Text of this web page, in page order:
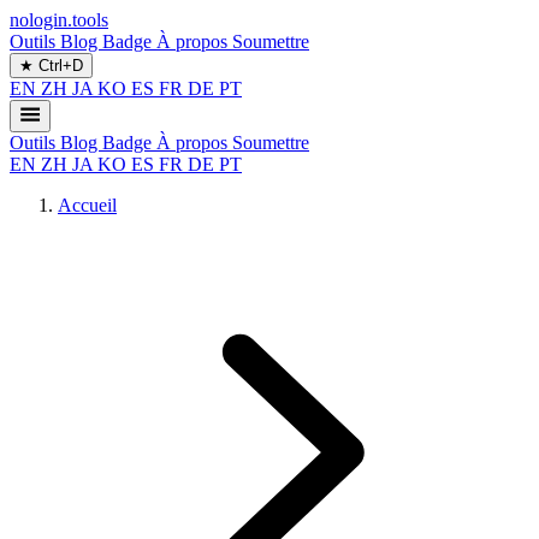
nologin.tools
Outils Blog Badge À propos Soumettre
★ Ctrl+D
EN ZH JA KO ES FR DE PT
Outils Blog Badge À propos Soumettre
EN ZH JA KO ES FR DE PT
Accueil